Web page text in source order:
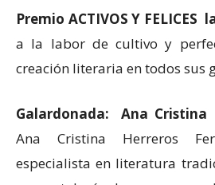
Premio ACTIVOS Y FELICES
a la labor de cultivo y
creación literaria en todos sus
Galardonada: Ana Cristina
Ana Cristina Herreros
especialista en literatura